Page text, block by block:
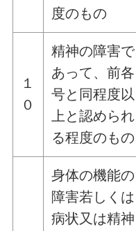
度のもの
１
０
精神の障害で
あって、前各
号と同程度以
上と認められ
る程度のもの
身体の機能の
障害若しくは
病状又は精神